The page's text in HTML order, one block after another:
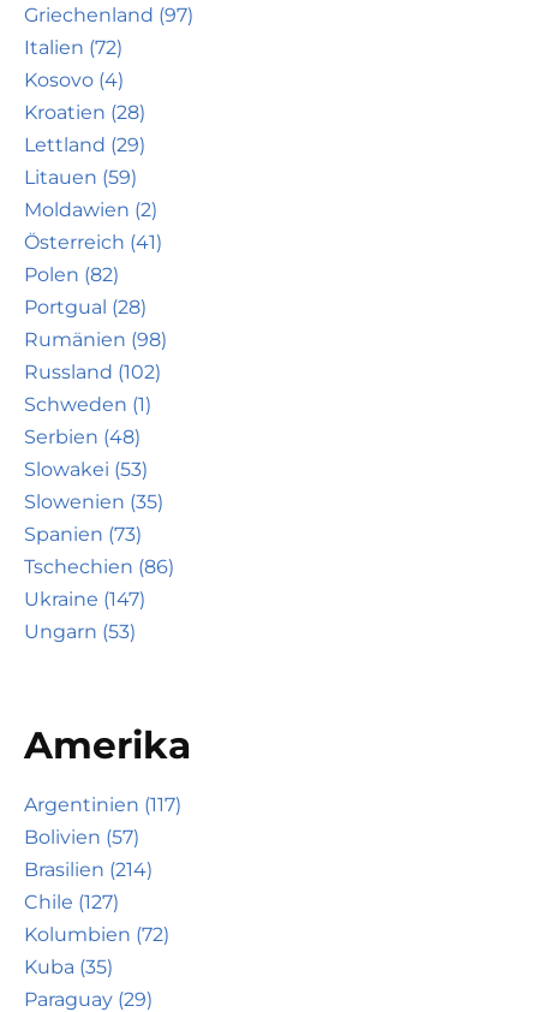
Griechenland (97)
Italien (72)
Kosovo (4)
Kroatien (28)
Lettland (29)
Litauen (59)
Moldawien (2)
Österreich (41)
Polen (82)
Portgual (28)
Rumänien (98)
Russland (102)
Schweden (1)
Serbien (48)
Slowakei (53)
Slowenien (35)
Spanien (73)
Tschechien (86)
Ukraine (147)
Ungarn (53)
Amerika
Argentinien (117)
Bolivien (57)
Brasilien (214)
Chile (127)
Kolumbien (72)
Kuba (35)
Paraguay (29)